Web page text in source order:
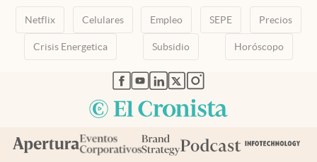
Netflix Celulares Empleo SEPE Precios
Crisis Energetica Subsidio Horóscopo
abre en nueva pestaña
abre en nueva pestaña
abre en nueva pestaña
abre en nueva pestaña
abre en nueva pestaña